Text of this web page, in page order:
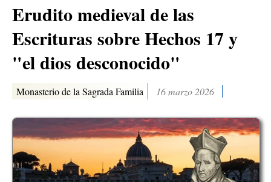
Erudito medieval de las
Escrituras sobre Hechos 17 y
"el dios desconocido"
Monasterio de la Sagrada Familia 16 marzo 2026